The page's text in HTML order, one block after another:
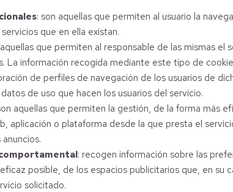
: son aquellas que permiten al usuario la
que en ella existan.
que permiten al responsable de las mismas
La información recogida mediante este tipo de
de perfiles de navegación de los usuarios de
de uso que hacen los usuarios del servicio.
aquellas que permiten la gestión, de la forma más
aplicación o plataforma desde la que presta el
: recogen información sobre las
posible, de los espacios publicitarios que, en su
solicitado.